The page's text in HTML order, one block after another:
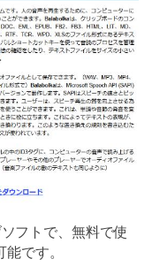
フトで、無料で使
です。